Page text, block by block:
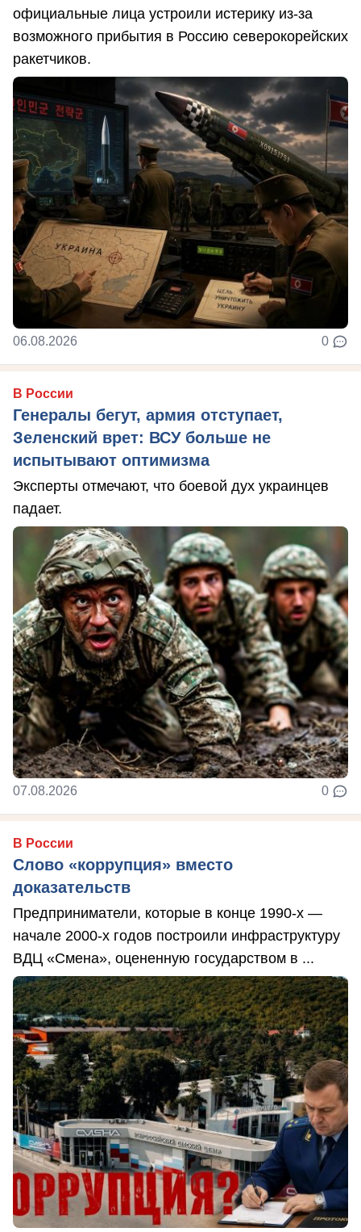
официальные лица устроили истерику из-за
возможного прибытия в Россию северокорейских
ракетчиков.
06.08.2026 0
В России
Генералы бегут, армия отступает,
Зеленский врет: ВСУ больше не
испытывают оптимизма
Эксперты отмечают, что боевой дух украинцев
падает.
07.08.2026 0
В России
Слово «коррупция» вместо
доказательств
Предприниматели, которые в конце 1990-х —
начале 2000-х годов построили инфраструктуру
ВДЦ «Смена», оцененную государством в ...